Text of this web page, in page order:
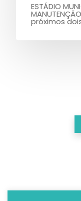
ESTÁDIO
próximos